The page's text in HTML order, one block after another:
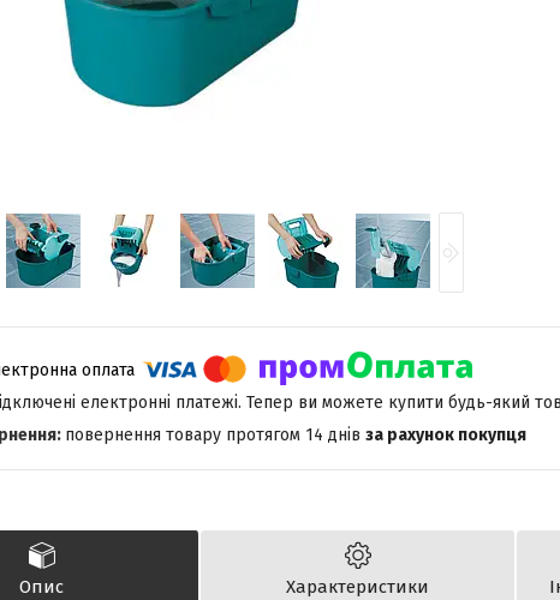
електронні платежі. Тепер ви можете купити будь-який
повернення товару протягом 14 днів за рахунок покупця
Опис Характеристики